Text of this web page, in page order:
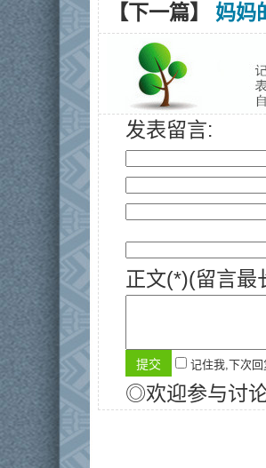
【下一篇】 妈妈
发表留言:
正文(*)(留言最
记住我,下次
◎欢迎参与讨